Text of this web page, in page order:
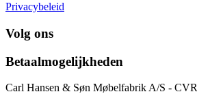
Privacybeleid
Volg ons
Betaalmogelijkheden
Carl Hansen & Søn Møbelfabrik A/S -